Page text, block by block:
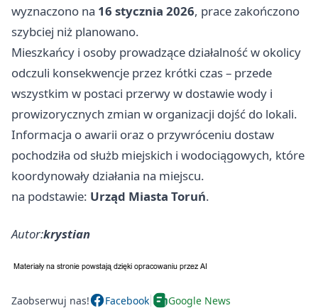
wyznaczono na 16 stycznia 2026, prace zakończono
szybciej niż planowano.
Mieszkańcy i osoby prowadzące działalność w okolicy
odczuli konsekwencje przez krótki czas – przede
wszystkim w postaci przerwy w dostawie wody i
prowizorycznych zmian w organizacji dojść do lokali.
Informacja o awarii oraz o przywróceniu dostaw
pochodziła od służb miejskich i wodociągowych, które
koordynowały działania na miejscu.
na podstawie: Urząd Miasta Toruń.
Autor:krystian
Zaobserwuj nas! Facebook Google News